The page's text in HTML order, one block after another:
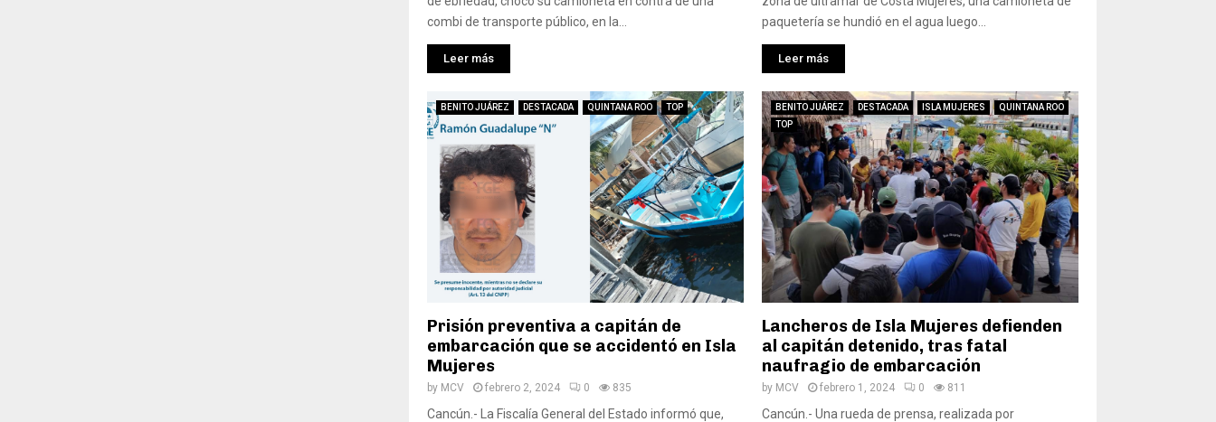
combi de transporte público, en la...
Leer más
paquetería se hundió en el agua luego...
Leer más
BENITO JUÁREZ DESTACADA QUINTANA ROO TOP
Prisión preventiva a capitán de
embarcación que se accidentó en Isla
Mujeres
by MCV febrero 2, 2024 0 835
Cancún.- La Fiscalía General del Estado informó que,
BENITO JUÁREZ DESTACADA ISLA MUJERES
QUINTANA ROO
TOP
Lancheros de Isla Mujeres defienden
al capitán detenido, tras fatal
naufragio de embarcación
by MCV febrero 1, 2024 0 811
Cancún.- Una rueda de prensa, realizada por